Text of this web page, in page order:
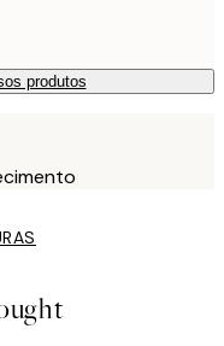
produtos